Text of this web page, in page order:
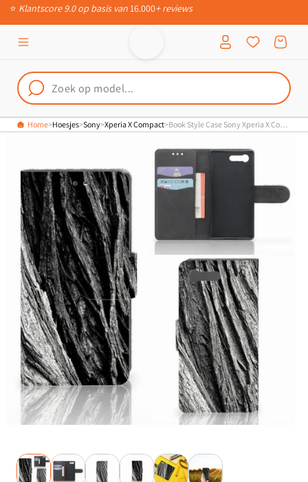
Meteen naar
📦Ruim 200.000 verschillende producten
Inloggen Winkelwagen
Home Hoesjes Sony Xperia X Compact Book Style Case Sony Xperia X Compact Boomschors Grijs